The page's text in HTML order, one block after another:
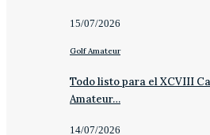
15/07/2026
Golf Amateur
Todo listo para el XCVIII
Amateur…
14/07/2026